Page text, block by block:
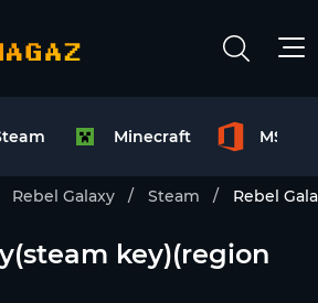
Minecraft MS
Rebel Galaxy Steam Rebel
key)(region